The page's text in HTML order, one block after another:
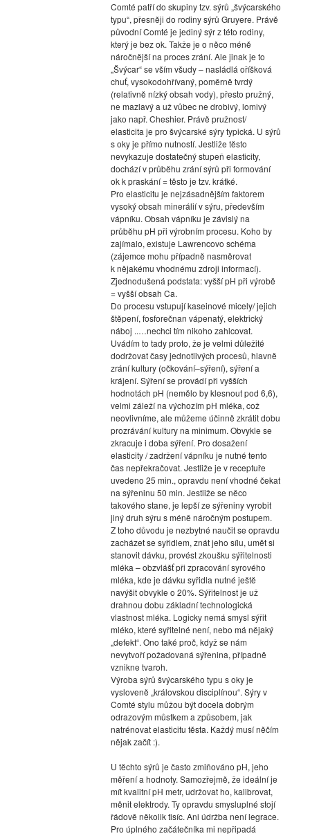
Comté patří do skupiny tzv. sýrů „švýcarského
typu“, přesněji do rodiny sýrů Gruyere. Právě
původní Comté je jediný sýr z této rodiny,
který je bez ok. Takže je o něco méně
náročnější na proces zrání. Ale jinak je to
„Švýcar“ se vším všudy – nasládlá oříšková
chuť, vysokodohřívaný, poměrně tvrdý
(relativně nízký obsah vody), přesto pružný,
ne mazlavý a už vůbec ne drobivý, lomivý
jako např. Cheshier. Právě pružnost/
elasticita je pro švýcarské sýry typická. U sýrů
s oky je přímo nutností. Jestliže těsto
nevykazuje dostatečný stupeň elasticity,
dochází v průběhu zrání sýrů při formování
ok k praskání = těsto je tzv. krátké.
Pro elasticitu je nejzásadnějším faktorem
vysoký obsah minerálií v sýru, především
vápníku. Obsah vápníku je závislý na
průběhu pH při výrobním procesu. Koho by
zajímalo, existuje Lawrencovo schéma
(zájemce mohu případně nasměrovat
k nějakému vhodnému zdroji informací).
Zjednodušená podstata: vyšší pH při výrobě
= vyšší obsah Ca.
Do procesu vstupují kaseinové micely/ jejich
štěpení, fosforečnan vápenatý, elektrický
náboj ..…nechci tím nikoho zahlcovat.
Uvádím to tady proto, že je velmi důležité
dodržovat časy jednotlivých procesů, hlavně
zrání kultury (očkování–sýření), sýření a
krájení. Sýření se provádí při vyšších
hodnotách pH (nemělo by klesnout pod 6,6),
velmi záleží na výchozím pH mléka, což
neovlivníme, ale můžeme účinně zkrátit dobu
prozrávání kultury na minimum. Obvykle se
zkracuje i doba sýření. Pro dosažení
elasticity / zadržení vápníku je nutné tento
čas nepřekračovat. Jestliže je v receptuře
uvedeno 25 min., opravdu není vhodné čekat
na sýřeninu 50 min. Jestliže se něco
takového stane, je lepší ze sýřeniny vyrobit
jiný druh sýru s méně náročným postupem.
Z toho důvodu je nezbytné naučit se opravdu
zacházet se syřidlem, znát jeho sílu, umět si
stanovit dávku, provést zkoušku sýřitelnosti
mléka – obzvlášť při zpracování syrového
mléka, kde je dávku syřidla nutné ještě
navýšit obvykle o 20%. Sýřitelnost je už
drahnou dobu základní technologická
vlastnost mléka. Logicky nemá smysl sýřit
mléko, které syřitelné není, nebo má nějaký
„defekt“. Ono také proč, když se nám
nevytvoří požadovaná sýřenina, případně
vznikne tvaroh.
Výroba sýrů švýcarského typu s oky je
vysloveně „královskou disciplínou“. Sýry v
Comté stylu můžou být docela dobrým
odrazovým můstkem a způsobem, jak
natrénovat elasticitu těsta. Každý musí něčím
nějak začít :).
U těchto sýrů je často zmiňováno pH, jeho
měření a hodnoty. Samozřejmě, že ideální je
mít kvalitní pH metr, udržovat ho, kalibrovat,
měnit elektrody. Ty opravdu smysluplné stojí
řádově několik tisíc. Ani údržba není legrace.
Pro úplného začátečníka mi nepřipadá